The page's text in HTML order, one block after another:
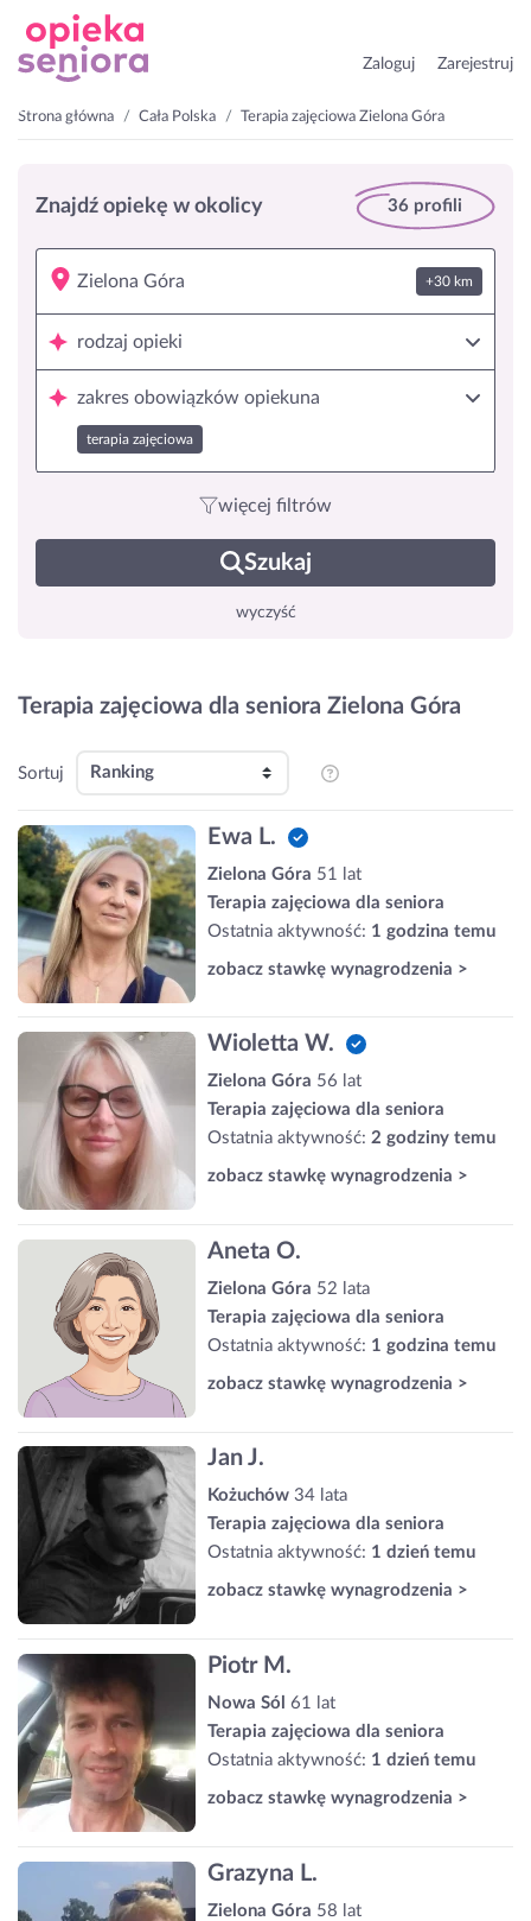
Zaloguj Zarejestruj
Strona główna Cała Polska Terapia zajęciowa Zielona Góra
Znajdź opiekę w okolicy 36 profili
+30 km
rodzaj opieki
zakres obowiązków opiekuna
terapia zajęciowa
więcej filtrów
Szukaj
wyczyść
Terapia zajęciowa dla seniora Zielona Góra
Sortuj
Ewa L.
Zielona Góra 51 lat
Terapia zajęciowa dla seniora
Ostatnia aktywność: 1 godzina temu
zobacz stawkę wynagrodzenia >
Wioletta W.
Zielona Góra 56 lat
Terapia zajęciowa dla seniora
Ostatnia aktywność: 2 godziny temu
zobacz stawkę wynagrodzenia >
Aneta O.
Zielona Góra 52 lata
Terapia zajęciowa dla seniora
Ostatnia aktywność: 1 godzina temu
zobacz stawkę wynagrodzenia >
Jan J.
Kożuchów 34 lata
Terapia zajęciowa dla seniora
Ostatnia aktywność: 1 dzień temu
zobacz stawkę wynagrodzenia >
Piotr M.
Nowa Sól 61 lat
Terapia zajęciowa dla seniora
Ostatnia aktywność: 1 dzień temu
zobacz stawkę wynagrodzenia >
Grazyna L.
Zielona Góra 58 lat